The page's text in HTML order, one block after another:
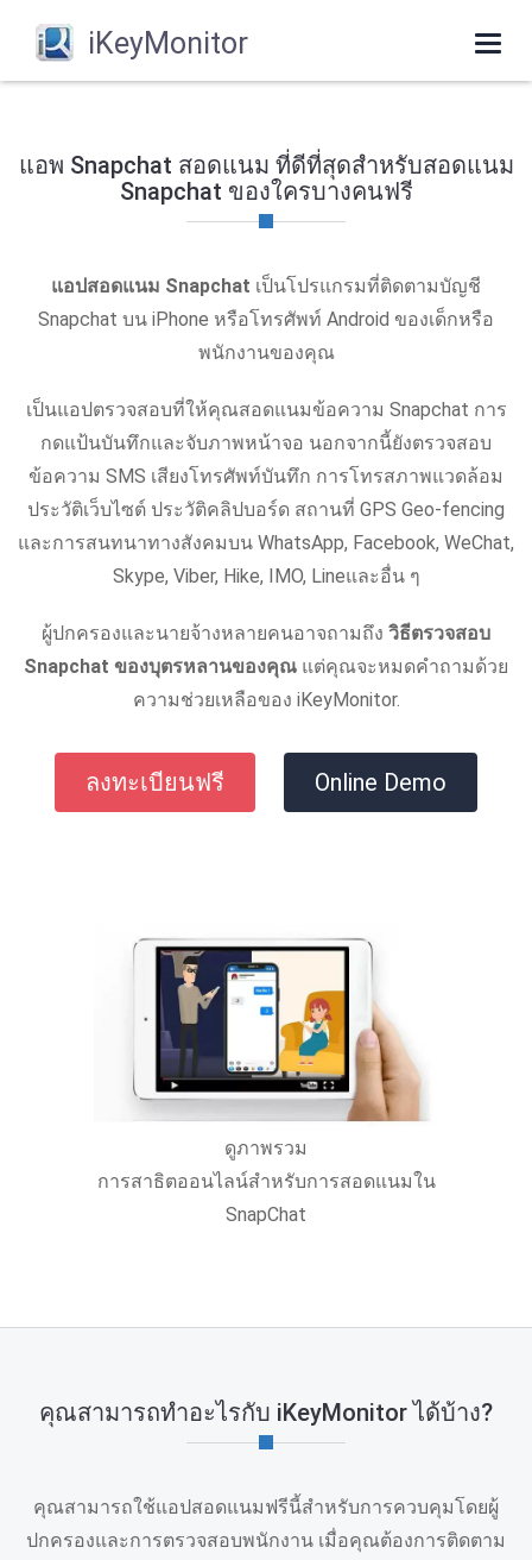
iKeyMonitor
แอพ Snapchat สอดแนม ที่ดีที่สุดสําหรับสอดแนม
Snapchat ของใครบางคนฟรี
แอปสอดแนม Snapchat เป็นโปรแกรมที่ติดตามบัญชี
Snapchat บน iPhone หรือโทรศัพท์ Android ของเด็กหรือ
พนักงานของคุณ
เป็นแอปตรวจสอบที่ให้คุณสอดแนมข้อความ Snapchat การ
กดแป้นบันทึกและจับภาพหน้าจอ นอกจากนี้ยังตรวจสอบ
ข้อความ SMS เสียงโทรศัพท์บันทึก การโทรสภาพแวดล้อม
ประวัติเว็บไซต์ ประวัติคลิปบอร์ด สถานที่ GPS Geo-fencing
และการสนทนาทางสังคมบน WhatsApp, Facebook, WeChat,
Skype, Viber, Hike, IMO, Lineและอื่น ๆ
ผู้ปกครองและนายจ้างหลายคนอาจถามถึง วิธีตรวจสอบ
Snapchat ของบุตรหลานของคุณ แต่คุณจะหมดคำถามด้วย
ความช่วยเหลือของ iKeyMonitor.
ลงทะเบียนฟรี Online Demo
ดูภาพรวม
การสาธิตออนไลน์สําหรับการสอดแนมใน
SnapChat
คุณสามารถทําอะไรกับ iKeyMonitor ได้บ้าง?
คุณสามารถใช้แอปสอดแนมฟรีนี้สําหรับการควบคุมโดยผู้
ปกครองและการตรวจสอบพนักงาน เมื่อคุณต้องการติดตาม